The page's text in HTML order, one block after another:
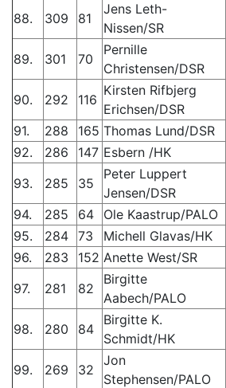
88. 309 81
Jens Leth-
Nissen/SR
89. 301 70
Pernille
Christensen/DSR
90. 292 116
Kirsten Rifbjerg
Erichsen/DSR
91.
288 165 Thomas Lund/DSR
92.
286 147 Esbern /HK
93.
285 35
Peter Luppert
Jensen/DSR
94.
285 64 Ole Kaastrup/PALO
95.
284 73 Michell Glavas/HK
96.
283 152 Anette West/SR
97.
281 82
Birgitte
Aabech/PALO
98. 280 84
Birgitte K.
Schmidt/HK
99. 269 32
Jon
Stephensen/PALO